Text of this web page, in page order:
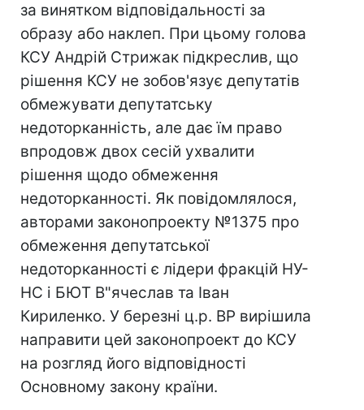
за винятком відповідальності за
образу або наклеп. При цьому голова
КСУ Андрій Стрижак підкреслив, що
рішення КСУ не зобов'язує депутатів
обмежувати депутатську
недоторканність, але дає їм право
впродовж двох сесій ухвалити
рішення щодо обмеження
недоторканності. Як повідомлялося,
авторами законопроекту №1375 про
обмеження депутатської
недоторканності є лідери фракцій НУ-
НС і БЮТ В"ячеслав та Іван
Кириленко. У березні ц.р. ВР вирішила
направити цей законопроект до КСУ
на розгляд його відповідності
Основному закону країни.